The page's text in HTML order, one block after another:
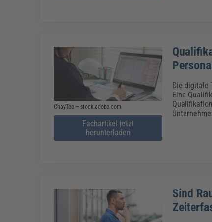
ChayTee – stock.adobe.com
Fachartikel jetzt
herunterladen
Die digitale
Eine
Sind